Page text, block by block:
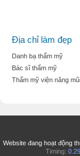
Địa chỉ làm đẹp
Danh bạ thẩm mỹ
Bác sĩ thẩm mỹ
Thẩm mỹ viện nâng
Website đang hoạt động
Timing: